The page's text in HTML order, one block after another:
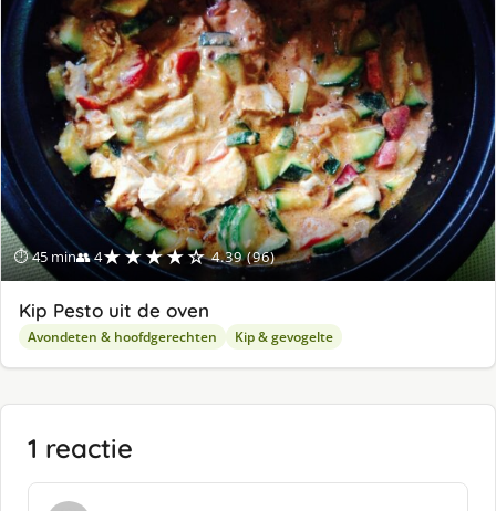
⏱ 45 min👥 4★★★★☆ 4.39 (96)
Kip Pesto uit de oven
Avondeten & hoofdgerechten Kip & gevogelte
1 reactie